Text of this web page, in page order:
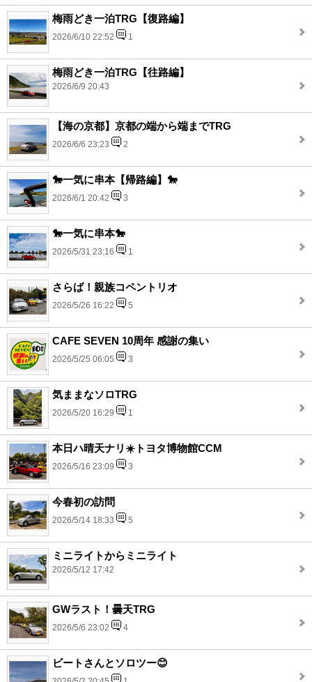
梅雨どき一泊TRG【復路編】
2026/6/10 22:52 1
梅雨どき一泊TRG【往路編】
2026/6/9 20:43
【海の京都】京都の端から端までTRG
2026/6/6 23:23 2
🐎一気に串本【帰路編】🐎
2026/6/1 20:42 3
🐎一気に串本🐎
2026/5/31 23:16 1
さらば！親族コペントリオ
2026/5/26 16:22 5
CAFE SEVEN 10周年 感謝の集い
2026/5/25 06:05 3
気ままなソロTRG
2026/5/20 16:29 1
本日ハ晴天ナリ☀️トヨタ博物館CCM
2026/5/16 23:09 3
今春初の訪問
2026/5/14 18:33 5
ミニライトからミニライト
2026/5/12 17:42
GWラスト！曇天TRG
2026/5/6 23:02 4
ビートさんとソロツー😊